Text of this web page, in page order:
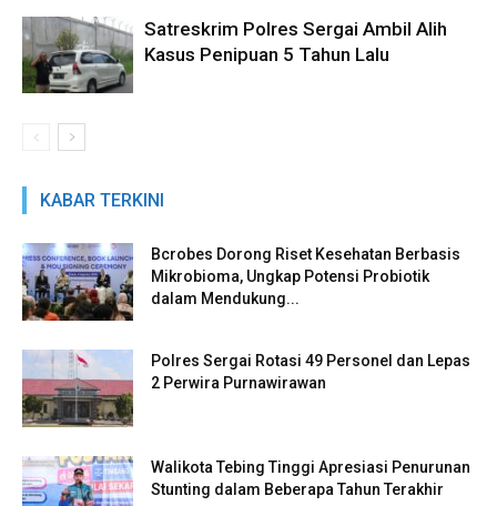
Satreskrim Polres Sergai Ambil Alih
Kasus Penipuan 5 Tahun Lalu
KABAR TERKINI
Bcrobes Dorong Riset Kesehatan Berbasis
Mikrobioma, Ungkap Potensi Probiotik
dalam Mendukung...
Polres Sergai Rotasi 49 Personel dan Lepas
2 Perwira Purnawirawan
Walikota Tebing Tinggi Apresiasi Penurunan
Stunting dalam Beberapa Tahun Terakhir